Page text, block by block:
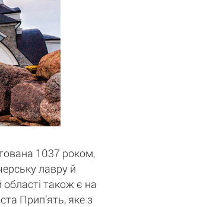
1037 роком,
лавру й
також є на
Прип’ять, яке з